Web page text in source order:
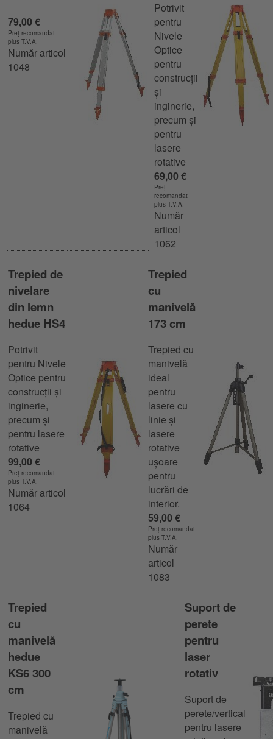
79,00 €
Preț recomandat
plus T.V.A.
Număr articol
1048
Potrivit
pentru
Nivele
Optice
pentru
construcții
și
inginerie,
precum și
pentru
lasere
rotative
69,00 €
Preț
recomandat
plus T.V.A.
Număr
articol
1062
Trepied de
nivelare
din lemn
hedue HS4
Potrivit
pentru Nivele
Optice pentru
construcții și
inginerie,
precum și
pentru lasere
rotative
99,00 €
Preț recomandat
plus T.V.A.
Număr articol
1064
Trepied
cu
manivelă
173 cm
Trepied cu
manivelă
ideal
pentru
lasere cu
linie și
lasere
rotative
ușoare
pentru
lucrări de
interior.
59,00 €
Preț recomandat
plus T.V.A.
Număr
articol
1083
Trepied
cu
manivelă
hedue
KS6 300
cm
Trepied cu
manivelă
Suport de
perete
pentru
laser
rotativ
Suport de
perete/vertical
pentru lasere